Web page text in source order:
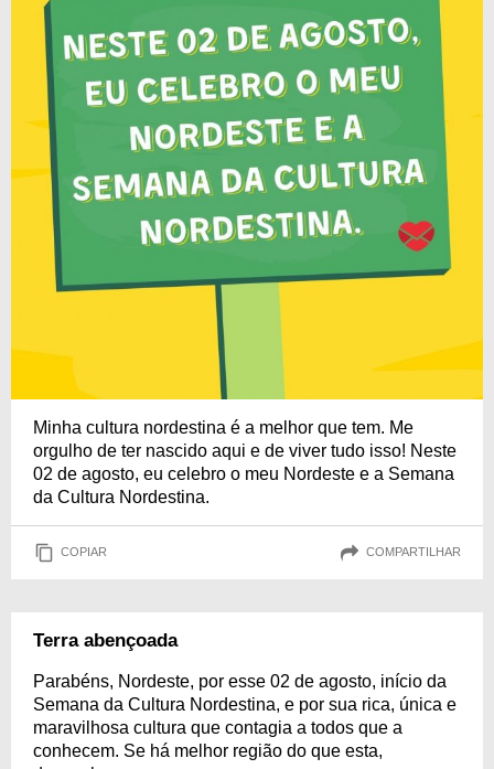
Minha cultura nordestina é a melhor que tem. Me
orgulho de ter nascido aqui e de viver tudo isso! Neste
02 de agosto, eu celebro o meu Nordeste e a Semana
da Cultura Nordestina.
COPIAR COMPARTILHAR
Terra abençoada
Parabéns, Nordeste, por esse 02 de agosto, início da
Semana da Cultura Nordestina, e por sua rica, única e
maravilhosa cultura que contagia a todos que a
conhecem. Se há melhor região do que esta,